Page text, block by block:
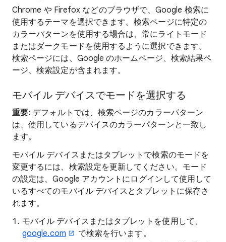
Chrome や Firefox などのブラウザで、Google 検索に
使用するテーマを選択できます。検索ページに特定の
カラーパターンを使用する場合は、常にライトモード
またはダークモードを使用するように選択できます。
検索ページには、Google のホームページ、検索結果ペ
ージ、検索設定が含まれます。
モバイル デバイスでモードを選択する
重要: デフォルトでは、検索ページのカラーパターン
は、使用しているデバイスのカラーパターンと一致し
ます。
モバイル デバイスまたはタブレットで検索のモードを
変更するには、検索設定を更新してください。モード
の設定は、Google アカウントにログインして使用して
いるすべてのモバイル デバイスとタブレットに保存さ
れます。
モバイル デバイスまたはタブレットを使用して、
google.com
で検索を行います。